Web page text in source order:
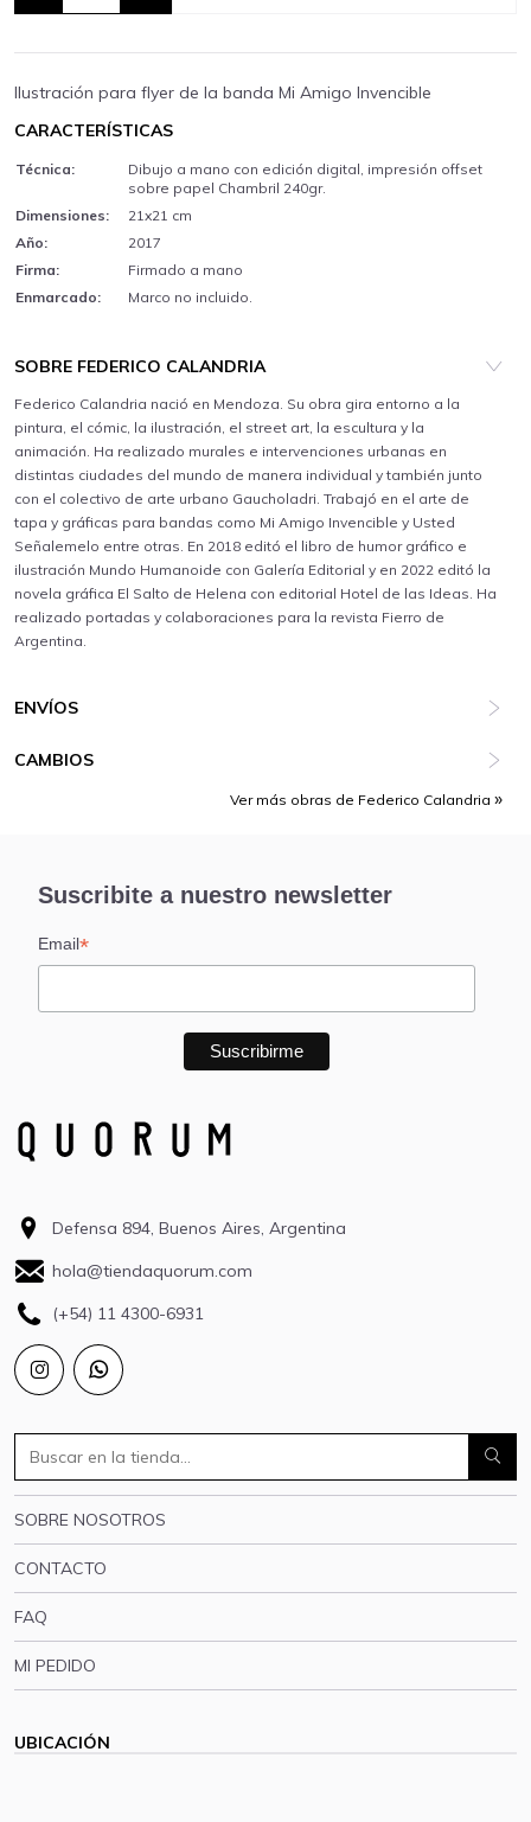
Ilustración para flyer de la banda Mi Amigo Invencible
CARACTERÍSTICAS
Técnica:
Dibujo a mano con edición digital, impresión offset
sobre papel Chambril 240gr.
Dimensiones:
21x21 cm
Año:
2017
Firma:
Firmado a mano
Enmarcado:
Marco no incluido.
SOBRE FEDERICO CALANDRIA
Federico Calandria nació en Mendoza. Su obra gira entorno a la
pintura, el cómic, la ilustración, el street art, la escultura y la
animación. Ha realizado murales e intervenciones urbanas en
distintas ciudades del mundo de manera individual y también junto
con el colectivo de arte urbano Gaucholadri. Trabajó en el arte de
tapa y gráficas para bandas como Mi Amigo Invencible y Usted
Señalemelo entre otras. En 2018 editó el libro de humor gráfico e
ilustración Mundo Humanoide con Galería Editorial y en 2022 editó la
novela gráfica El Salto de Helena con editorial Hotel de las Ideas. Ha
realizado portadas y colaboraciones para la revista Fierro de
Argentina.
ENVÍOS
CAMBIOS
Ver más obras de Federico Calandria
Suscribite a nuestro newsletter
Email*
Defensa 894, Buenos Aires, Argentina
hola@tiendaquorum.com
(+54) 11 4300-6931
SOBRE NOSOTROS
CONTACTO
FAQ
MI PEDIDO
UBICACIÓN